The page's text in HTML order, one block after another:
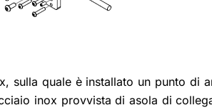
sulla quale è installato un punto di
inox provvista di asola di